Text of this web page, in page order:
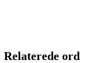
Relaterede ord